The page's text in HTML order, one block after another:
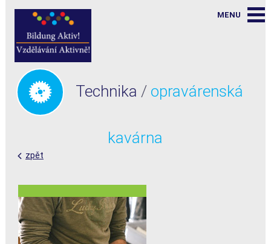
Technika / opravárenská
kavárna
zpět